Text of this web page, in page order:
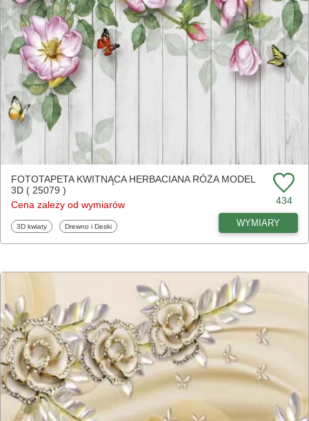
FOTOTAPETA KWITNĄCA HERBACIANA RÓŻA MODEL
3D ( 25079 )
Cena zależy od wymiarów
434
Fototapety
3D kwiaty Fototapety
Drewno i Deski WYMIARY